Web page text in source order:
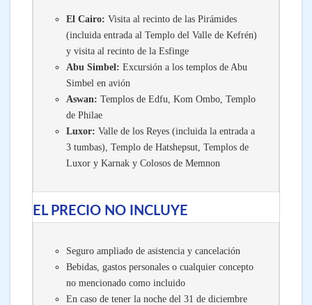
El Cairo: Visita al recinto de las Pirámides
(incluida entrada al Templo del Valle de Kefrén)
y visita al recinto de la Esfinge
Abu Simbel: Excursión a los templos de Abu
Simbel en avión
Aswan: Templos de Edfu, Kom Ombo, Templo
de Philae
Luxor: Valle de los Reyes (incluida la entrada a
3 tumbas), Templo de Hatshepsut, Templos de
Luxor y Karnak y Colosos de Memnon
EL PRECIO NO INCLUYE
Seguro ampliado de asistencia y cancelación
Bebidas, gastos personales o cualquier concepto
no mencionado como incluido
En caso de tener la noche del 31 de diciembre